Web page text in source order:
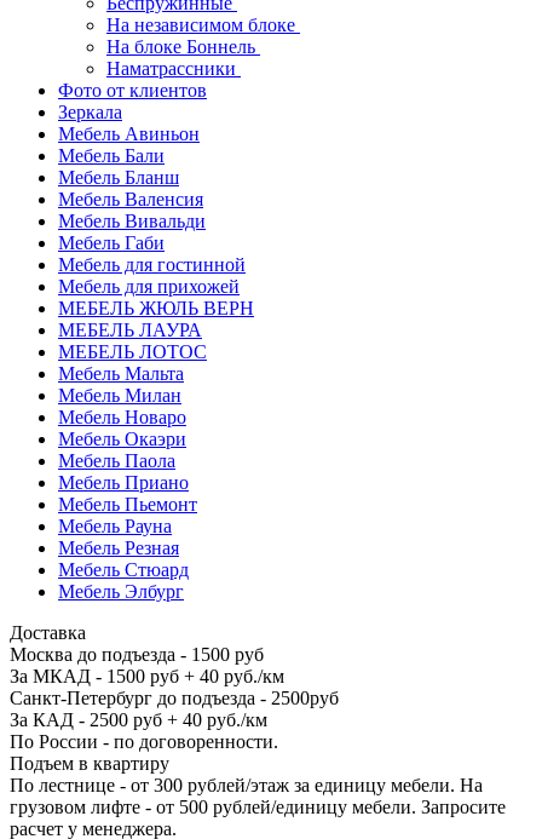
На независимом блоке
На блоке Боннель
Наматрассники
Фото от клиентов
Зеркала
Мебель Авиньон
Мебель Бали
Мебель Бланш
Мебель Валенсия
Мебель Вивальди
Мебель Габи
Мебель для гостинной
Мебель для прихожей
МЕБЕЛЬ ЖЮЛЬ ВЕРН
МЕБЕЛЬ ЛАУРА
МЕБЕЛЬ ЛОТОС
Мебель Мальта
Мебель Милан
Мебель Новаро
Мебель Окаэри
Мебель Паола
Мебель Приано
Мебель Пьемонт
Мебель Рауна
Мебель Резная
Мебель Стюард
Мебель Элбург
Доставка
Москва до подъезда - 1500 руб
За МКАД - 1500 руб + 40 руб./км
Санкт-Петербург до подъезда - 2500руб
За КАД - 2500 руб + 40 руб./км
По России - по договоренности.
Подъем в квартиру
По лестнице - от 300 рублей/этаж за единицу мебели. На
грузовом лифте - от 500 рублей/единицу мебели. Запросите
расчет у менеджера.